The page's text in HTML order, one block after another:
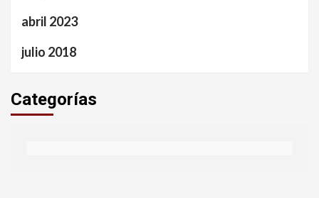
abril 2023
julio 2018
Categorías